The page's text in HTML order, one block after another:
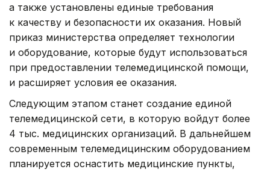
а также установлены единые требования
к качеству и безопасности их оказания. Новый
приказ министерства определяет технологии
и оборудование, которые будут использоваться
при предоставлении телемедицинской помощи,
и расширяет условия ее оказания.
Следующим этапом станет создание единой
телемедицинской сети, в которую войдут более
4 тыс. медицинских организаций. В дальнейшем
современным телемедицинским оборудованием
планируется оснастить медицинские пункты,